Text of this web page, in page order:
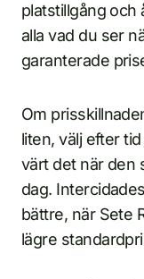
platstillgång och
alla vad du ser
garanterade
Om
liten, välj efter
värt det när den
dag.
bättre, när Sete
lägre